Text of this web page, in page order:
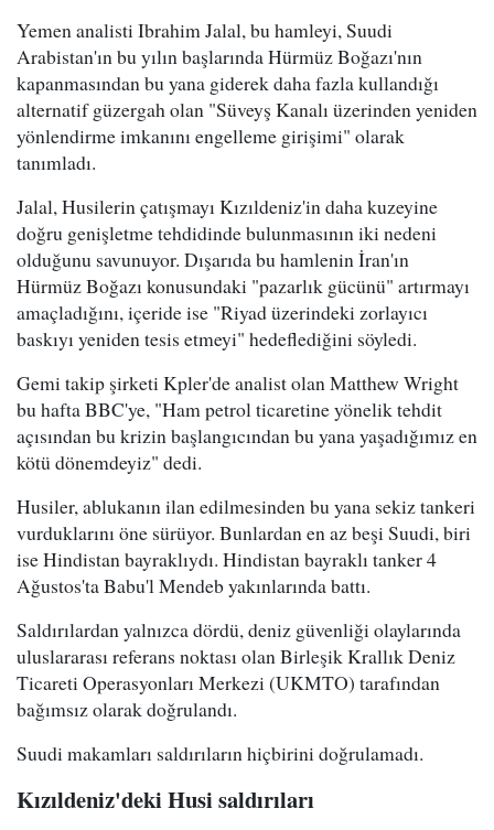
Yemen analisti Ibrahim Jalal, bu hamleyi, Suudi
Arabistan'ın bu yılın başlarında Hürmüz Boğazı'nın
kapanmasından bu yana giderek daha fazla kullandığı
alternatif güzergah olan "Süveyş Kanalı üzerinden yeniden
yönlendirme imkanını engelleme girişimi" olarak
tanımladı.
Jalal, Husilerin çatışmayı Kızıldeniz'in daha kuzeyine
doğru genişletme tehdidinde bulunmasının iki nedeni
olduğunu savunuyor. Dışarıda bu hamlenin İran'ın
Hürmüz Boğazı konusundaki "pazarlık gücünü" artırmayı
amaçladığını, içeride ise "Riyad üzerindeki zorlayıcı
baskıyı yeniden tesis etmeyi" hedeflediğini söyledi.
Gemi takip şirketi Kpler'de analist olan Matthew Wright
bu hafta BBC'ye, "Ham petrol ticaretine yönelik tehdit
açısından bu krizin başlangıcından bu yana yaşadığımız en
kötü dönemdeyiz" dedi.
Husiler, ablukanın ilan edilmesinden bu yana sekiz tankeri
vurduklarını öne sürüyor. Bunlardan en az beşi Suudi, biri
ise Hindistan bayraklıydı. Hindistan bayraklı tanker 4
Ağustos'ta Babu'l Mendeb yakınlarında battı.
Saldırılardan yalnızca dördü, deniz güvenliği olaylarında
uluslararası referans noktası olan Birleşik Krallık Deniz
Ticareti Operasyonları Merkezi (UKMTO) tarafından
bağımsız olarak doğrulandı.
Suudi makamları saldırıların hiçbirini doğrulamadı.
Kızıldeniz'deki Husi saldırıları